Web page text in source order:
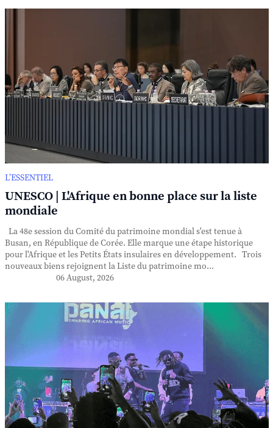
L’ESSENTIEL
UNESCO | L'Afrique en bonne place sur la liste
mondiale
La 48e session du Comité du patrimoine mondial s'est tenue à
Busan, en République de Corée. Elle marque une étape historique
pour l'Afrique et les Petits États insulaires en développement. Trois
nouveaux biens rejoignent la Liste du patrimoine mo...
06 August, 2026